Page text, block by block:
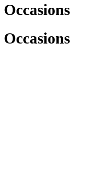
Occasions
Occasions